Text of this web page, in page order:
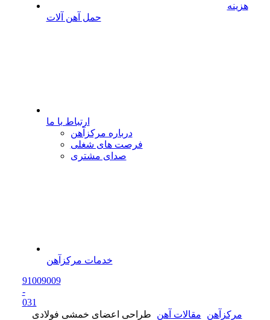
هزینه
حمل آهن آلات
ارتباط با ما
درباره مرکزآهن
فرصت های شغلی
صدای مشتری
خدمات مرکزآهن
91009009
-
031
مرکزآهن
مقالات آهن طراحی اعضای خمشی فولادی